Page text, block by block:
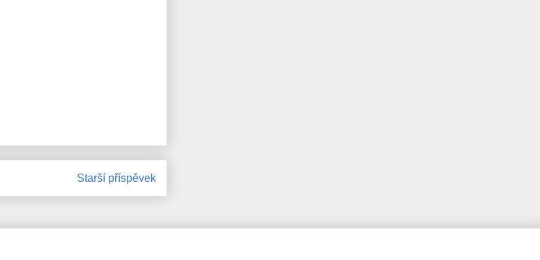
Starší příspěvek